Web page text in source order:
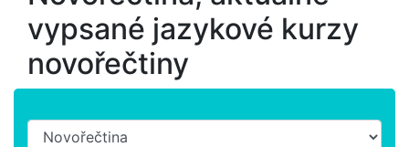
vypsané jazykové kurzy
novořečtiny